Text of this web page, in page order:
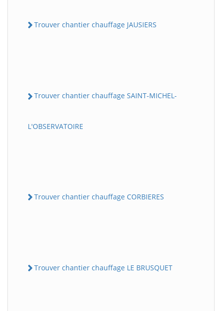
Trouver chantier chauffage JAUSIERS
Trouver chantier chauffage SAINT-MICHEL-
L'OBSERVATOIRE
Trouver chantier chauffage CORBIERES
Trouver chantier chauffage LE BRUSQUET